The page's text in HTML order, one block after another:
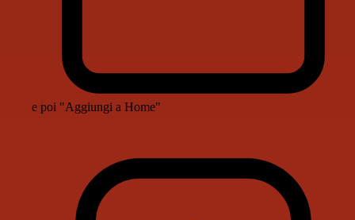
e poi "Aggiungi a Home"